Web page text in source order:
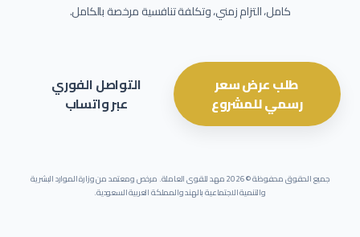
كامل، التزام زمني، وتكلفة تنافسية مرخصة بالكامل.
طلب عرض سعر
رسمي للمشروع
التواصل الفوري
عبر واتساب
جميع الحقوق محفوظة ©2026مهد للقوى العاملة. مرخص ومعتمد من وزارة الموارد البشرية
والتنمية الاجتماعية بالهند والمملكة العربية السعودية.